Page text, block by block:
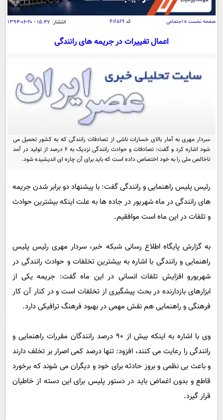
سیاسی
اقتصاد
حوادث
یک برش دانایی
سفر و تفریح
بین الملل
علم و دانش
علمی
اخبار کریپتو
گوناگون
سرگرمی
مجله تصویری سلاح
فیلم
ورزش
فناوری
گوناگون
حوادث
فرهنگی
بین الملل
خواندنی ها و دیدنی ها
داستان کوتاه
روانشناسی
آشپزی
دانلود
آموزش زبان
صفحه نخست » اجتماعی کد ۴۱۶۵۶۹ انتشار: ۱۵:۴۷ - ۲۰-۰۶-۱۳۹۴
اعمال تغییرات در جریمه های رانندگی
سردار مهری به آمار بالای خسارات ناشی از تصادفات رانندگی که به کشور تحمیل می
شود اشاره کرد و گفت: تصادفات و حوادث رانندگی نزدیک به ۶ درصد از تولید در آمد
ناخالص ملی را به خود اختصاص داده است که باید برای آن چاره ای اندیشیده شود.
رئیس پلیس راهنمایی و رانندگی گفت: با پیشنهاد دو برابر شدن جریمه
های رانندگی در ماه شهریور در جاده ها به علت اینکه بیشترین حوادث
و تلفات در این ماه است موافقیم.
به گزارش پایگاه اطلاع رسانی شبکه خبر، سردار مهری رئیس پلیس
راهنمایی و رانندگی با اشاره به بیشترین تخلفات و حوادث رانندگی در
شهریورو افزایش تلفات انسانی در این ماه گفت: جریمه یکی از
ابزارهای بازدارنده در بحث پیشگیری از تخلفات است و در کنار آن کار
فرهنگی و راهنمایی هم نقش مهمی در بهبود فرهنگ ترافیکی دارد.
وی با اشاره به اینکه بیش از ۹۰ درصد رانندگان مقررات راهنمایی و
رانندگی را رعایت می کنند، افزود: تنها درصد کمی اصرار بر تخلف دارند
و باعث بی نظمی و بروز حادثه برای خود و دیگران می شوند که برخورد
قاطع و بدون اغماض باید در دستور پلیس برای این دسته از خاطیان
قرار گیرد.